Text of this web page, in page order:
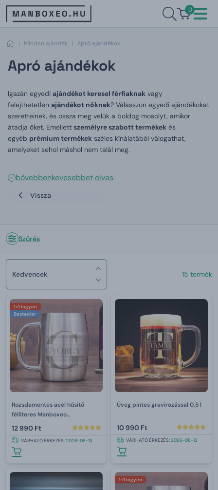
0
| Minden ajándék | Apró ajándékok
Apró ajándékok
Igazán egyedi ajándékot keresel férfiaknak vagy
felejthetetlen ajándékot nőknek? Válasszon egyedi ajándékokat
szeretteinek, és ossza meg velük a boldog mosolyt, amikor
átadja őket. Emellett személyre szabott termékek és
egyéb prémium termékek széles kínálatából válogathat,
amelyeket sehol máshol nem talál meg.
bővebbenkevesebbet olvas
Vissza
Szűrés
Kedvencek 15 termék
1+1 ingyen
Bestseller
Rozsdamentes acél hűsítő
félliteres Manboxeo
gravírozással
12 990 Ft
VÁRHATÓ ÉRKEZÉS:2026-08-13
Üveg pintes gravírozással 0,5 l
10 990 Ft
VÁRHATÓ ÉRKEZÉS:2026-08-13
1+1 ingyen